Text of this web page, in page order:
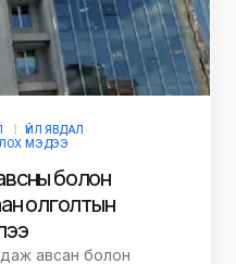
ҮЙЛ ЯВДАЛ
МЭДЭЭ
болон
олголтын
авсан болон